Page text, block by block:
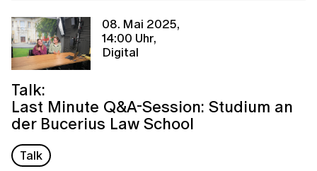
08. Mai 2025,
14:00 Uhr,
Digital
Talk:
Last Minute Q&A-Session: Studium an
der Bucerius Law School
Talk